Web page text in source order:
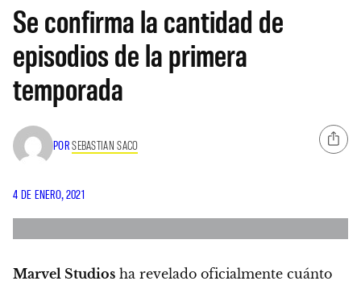
Se confirma la cantidad de
episodios de la primera
temporada
PORSEBASTIAN SACO
4 DE ENERO, 2021
Marvel Studios ha revelado oficialmente cuánto